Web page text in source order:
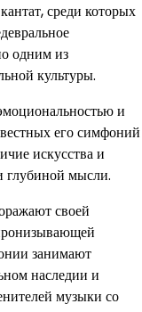
среди которых
одним из
культуры.
и
его симфоний
искусства и
глубиной мысли.
своей
занимают
наследии и
музыки со